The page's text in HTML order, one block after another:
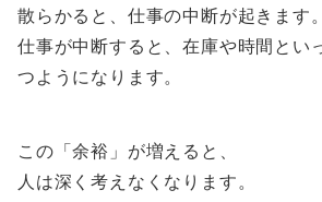
散らかると、仕事の中断が起きます。
仕事が中断すると、在庫や時間とい
つようになります。
この「余裕」が増えると、
人は深く考えなくなります。